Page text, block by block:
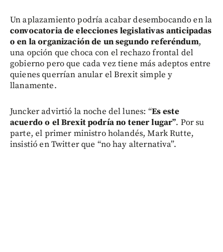
Un aplazamiento podría acabar desembocando en la
convocatoria de elecciones legislativas anticipadas
o en la organización de un segundo referéndum,
una opción que choca con el rechazo frontal del
gobierno pero que cada vez tiene más adeptos entre
quienes querrían anular el Brexit simple y
llanamente.
Juncker advirtió la noche del lunes: “Es este
acuerdo o el Brexit podría no tener lugar”. Por su
parte, el primer ministro holandés, Mark Rutte,
insistió en Twitter que “no hay alternativa”.